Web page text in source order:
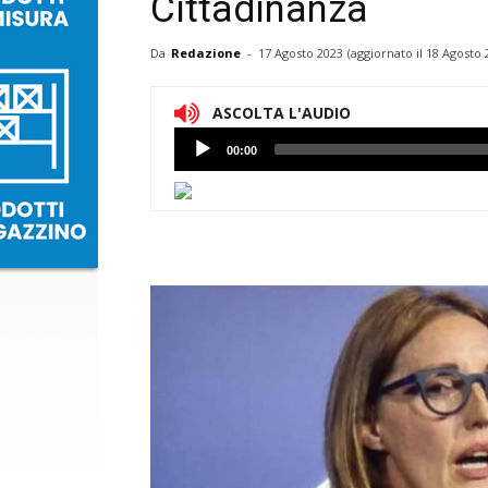
Cittadinanza
Da Redazione - 17 Agosto 2023 (aggiornato il 18 Agosto
ASCOLTA L'AUDIO
Lettore
Audio
00:00